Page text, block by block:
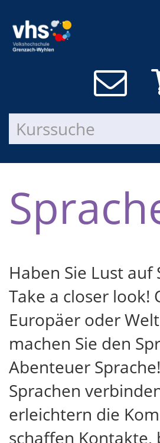
Haben Sie Lust auf
Take a closer look!
Europäer oder
machen Sie den
Abenteuer
Sprachen
erleichtern die
schaffen Kontakte,